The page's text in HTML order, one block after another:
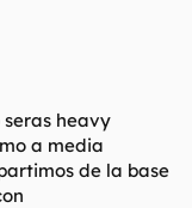
seras heavy
a media
de la base